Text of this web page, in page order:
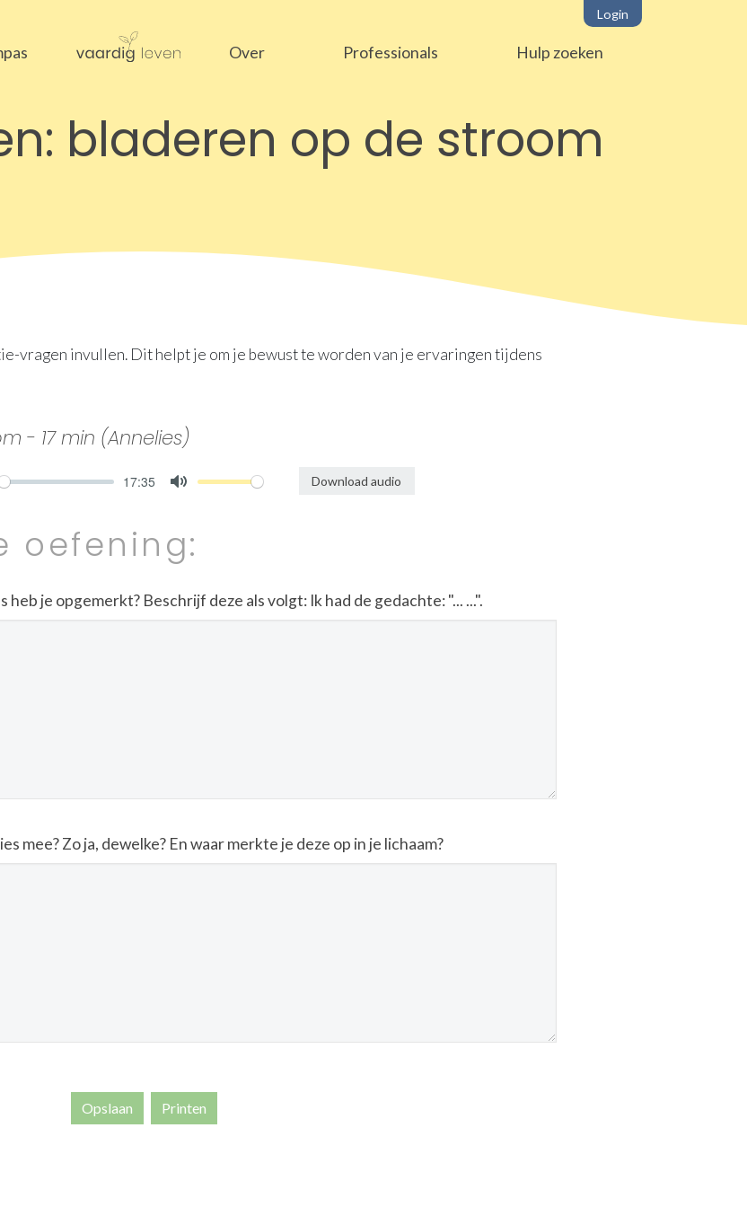
Login
Over Professionals Hulp zoeken
bladeren op de stroom
vragen invullen. Dit helpt je om je bewust te worden van je ervaringen tijdens
- 17 min (Annelies)
17:35 Download audio
oefening:
je opgemerkt? Beschrijf deze als volgt: Ik had de gedachte: "... ...".
mee? Zo ja, dewelke? En waar merkte je deze op in je lichaam?
Opslaan